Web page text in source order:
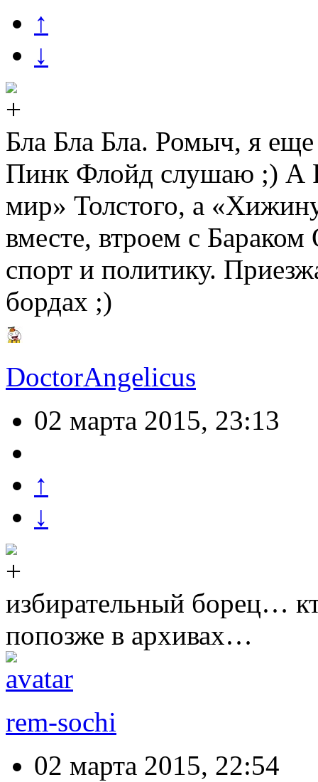
↑
↓
Бла Бла Бла. Ромыч, я
Пинк Флойд слушаю ;) А
мир» Толстого, а
вместе, втроем с
спорт и политику.
бордах ;)
DoctorAngelicus
02 марта 2015, 23:13
↑
↓
избирательный борец…
попозже в архивах…
rem-sochi
02 марта 2015, 22:54